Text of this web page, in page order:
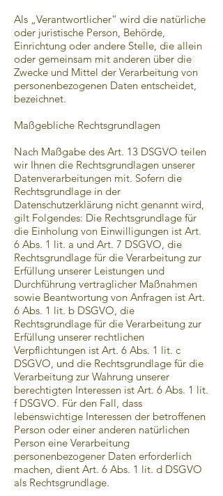
Als „Verantwortlicher“ wird die natürliche
oder juristische Person, Behörde,
Einrichtung oder andere Stelle, die allein
oder gemeinsam mit anderen über die
Zwecke und Mittel der Verarbeitung von
personenbezogenen Daten entscheidet,
bezeichnet.
Maßgebliche Rechtsgrundlagen
Nach Maßgabe des Art. 13 DSGVO teilen
wir Ihnen die Rechtsgrundlagen unserer
Datenverarbeitungen mit. Sofern die
Rechtsgrundlage in der
Datenschutzerklärung nicht genannt wird,
gilt Folgendes: Die Rechtsgrundlage für
die Einholung von Einwilligungen ist Art.
6 Abs. 1 lit. a und Art. 7 DSGVO, die
Rechtsgrundlage für die Verarbeitung zur
Erfüllung unserer Leistungen und
Durchführung vertraglicher Maßnahmen
sowie Beantwortung von Anfragen ist Art.
6 Abs. 1 lit. b DSGVO, die
Rechtsgrundlage für die Verarbeitung zur
Erfüllung unserer rechtlichen
Verpflichtungen ist Art. 6 Abs. 1 lit. c
DSGVO, und die Rechtsgrundlage für die
Verarbeitung zur Wahrung unserer
berechtigten Interessen ist Art. 6 Abs. 1 lit.
f DSGVO. Für den Fall, dass
lebenswichtige Interessen der betroffenen
Person oder einer anderen natürlichen
Person eine Verarbeitung
personenbezogener Daten erforderlich
machen, dient Art. 6 Abs. 1 lit. d DSGVO
als Rechtsgrundlage.